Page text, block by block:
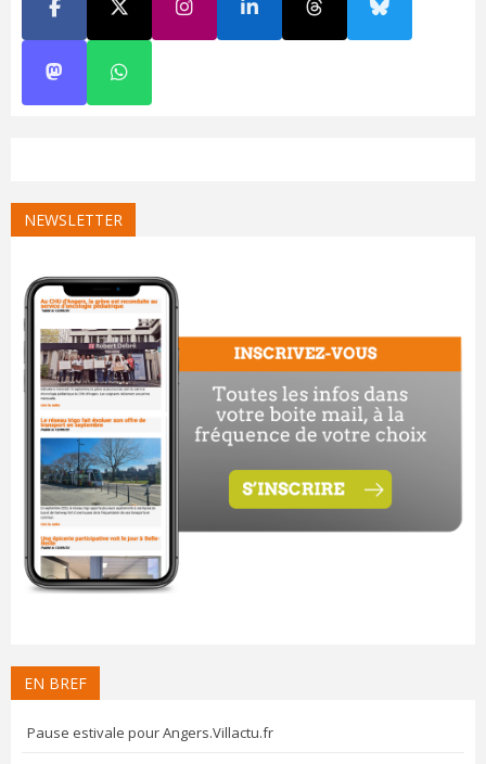
NEWSLETTER
EN BREF
Pause estivale pour Angers.Villactu.fr